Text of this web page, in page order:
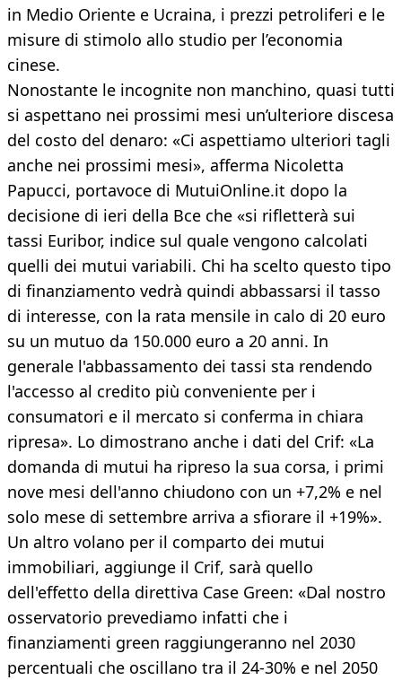
in Medio Oriente e Ucraina, i prezzi petroliferi e le
misure di stimolo allo studio per l’economia
cinese.
Nonostante le incognite non manchino, quasi tutti
si aspettano nei prossimi mesi un’ulteriore discesa
del costo del denaro: «Ci aspettiamo ulteriori tagli
anche nei prossimi mesi», afferma Nicoletta
Papucci, portavoce di MutuiOnline.it dopo la
decisione di ieri della Bce che «si rifletterà sui
tassi Euribor, indice sul quale vengono calcolati
quelli dei mutui variabili. Chi ha scelto questo tipo
di finanziamento vedrà quindi abbassarsi il tasso
di interesse, con la rata mensile in calo di 20 euro
su un mutuo da 150.000 euro a 20 anni. In
generale l'abbassamento dei tassi sta rendendo
l'accesso al credito più conveniente per i
consumatori e il mercato si conferma in chiara
ripresa». Lo dimostrano anche i dati del Crif: «La
domanda di mutui ha ripreso la sua corsa, i primi
nove mesi dell'anno chiudono con un +7,2% e nel
solo mese di settembre arriva a sfiorare il +19%».
Un altro volano per il comparto dei mutui
immobiliari, aggiunge il Crif, sarà quello
dell'effetto della direttiva Case Green: «Dal nostro
osservatorio prevediamo infatti che i
finanziamenti green raggiungeranno nel 2030
percentuali che oscillano tra il 24-30% e nel 2050